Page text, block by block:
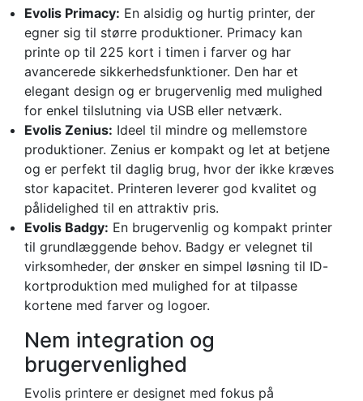
Evolis Primacy: En alsidig og hurtig printer, der
egner sig til større produktioner. Primacy kan
printe op til 225 kort i timen i farver og har
avancerede sikkerhedsfunktioner. Den har et
elegant design og er brugervenlig med mulighed
for enkel tilslutning via USB eller netværk.
Evolis Zenius: Ideel til mindre og mellemstore
produktioner. Zenius er kompakt og let at betjene
og er perfekt til daglig brug, hvor der ikke kræves
stor kapacitet. Printeren leverer god kvalitet og
pålidelighed til en attraktiv pris.
Evolis Badgy: En brugervenlig og kompakt printer
til grundlæggende behov. Badgy er velegnet til
virksomheder, der ønsker en simpel løsning til ID-
kortproduktion med mulighed for at tilpasse
kortene med farver og logoer.
Nem integration og
brugervenlighed
Evolis printere er designet med fokus på